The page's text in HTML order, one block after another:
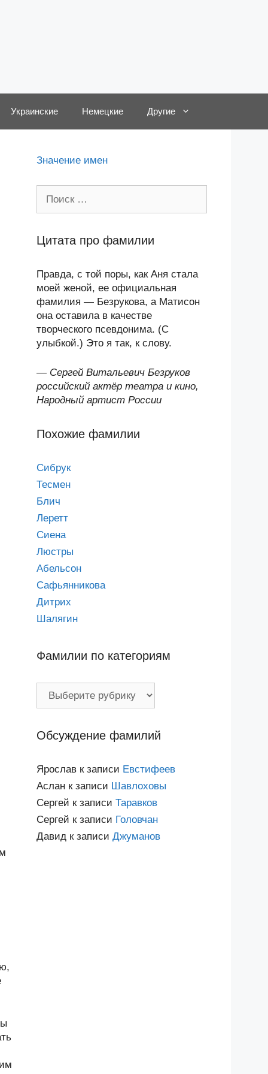
Украинские Немецкие Другие
Значение имен
Цитата про фамилии
Правда, с той поры, как Аня стала
моей женой, ее официальная
фамилия — Безрукова, а Матисон
она оставила в качестве
творческого псевдонима. (С
улыбкой.) Это я так, к слову.
— Сергей Витальевич Безруков
российский актёр театра и кино,
Народный артист России
Похожие фамилии
Сибрук
Тесмен
Блич
Леретт
Сиена
Люстры
Абельсон
Сафьянникова
Дитрих
Шалягин
Фамилии по категориям
Обсуждение фамилий
Ярослав к записи Евстифеев
Аслан к записи Шавлоховы
Сергей к записи Таравков
Сергей к записи Головчан
Давид к записи Джуманов